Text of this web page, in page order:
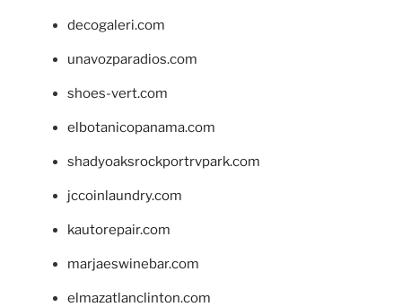
decogaleri.com
unavozparadios.com
shoes-vert.com
elbotanicopanama.com
shadyoaksrockportrvpark.com
jccoinlaundry.com
kautorepair.com
marjaeswinebar.com
elmazatlanclinton.com